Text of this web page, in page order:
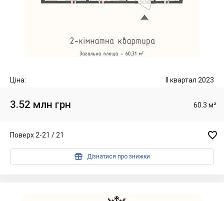
Ціна: II квартал 2023
3.52 млн грн 60.3 м²
Поверх 2-21 / 21 
 Дізнатися про знижки